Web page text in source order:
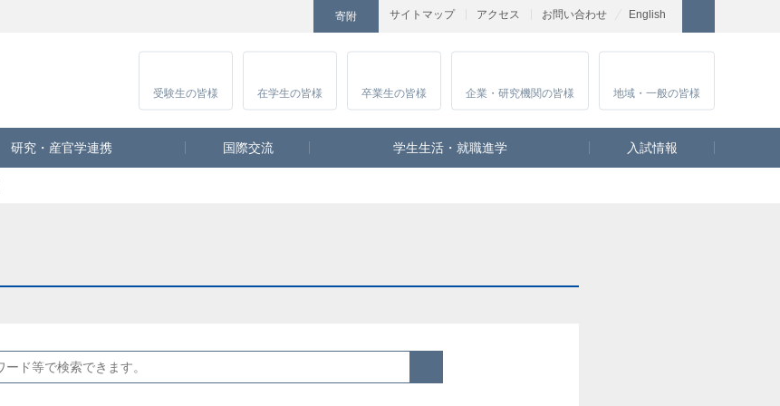
サイトマップ アクセス お問い合わせ
寄附 English
Instagram
受験生の皆様 在学生の皆様 卒業生の皆様 企業・研究機関の皆様 地域・一般の皆様
研究・産官学連携 国際交流 学生生活・就職進学 入試情報